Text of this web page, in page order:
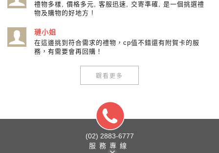
禮物多樣, 價格多元, 客服迅速, 交寄準確, 是一個挑選禮
物及購物的好地方 !
璉小姐
在這邊挑到符合需求的禮物，cp值不錯還有附賀卡的服
務，有需要會再回購！
觀看更多
(02) 2883-6777
服務專線